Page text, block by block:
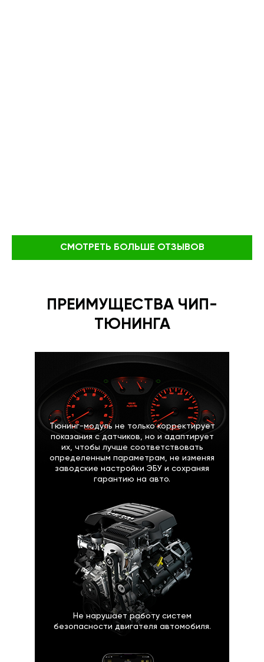
СМОТРЕТЬ БОЛЬШЕ ОТЗЫВОВ
ПРЕИМУЩЕСТВА ЧИП-
ТЮНИНГА
Тюнинг-модуль не только корректирует
показания с датчиков, но и адаптирует
их, чтобы лучше соответствовать
определенным параметрам, не изменяя
заводские настройки ЭБУ и сохраняя
гарантию на авто.
Не нарушает работу систем
безопасности двигателя автомобиля.